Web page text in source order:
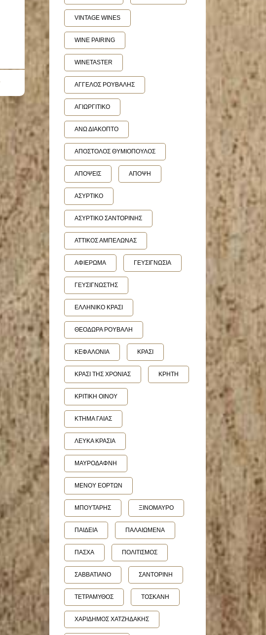
VINTAGE WINES
WINE PAIRING
WINETASTER
ΑΓΓΕΛΟΣ ΡΟΥΒΑΛΗΣ
ΑΓΙΩΡΓΙΤΙΚΟ
ΑΝΩ ΔΙΑΚΟΠΤΟ
ΑΠΟΣΤΟΛΟΣ ΘΥΜΙΟΠΟΥΛΟΣ
ΑΠΟΨΕΙΣ ΑΠΟΨΗ
ΑΣΥΡΤΙΚΟ
ΑΣΥΡΤΙΚΟ ΣΑΝΤΟΡΙΝΗΣ
ΑΤΤΙΚΟΣ ΑΜΠΕΛΩΝΑΣ
ΑΦΙΕΡΩΜΑ ΓΕΥΣΙΓΝΩΣΙΑ
ΓΕΥΣΙΓΝΩΣΤΗΣ
ΕΛΛΗΝΙΚΟ ΚΡΑΣΙ
ΘΕΟΔΩΡΑ ΡΟΥΒΑΛΗ
ΚΕΦΑΛΟΝΙΑ ΚΡΑΣΙ
ΚΡΑΣΙ ΤΗΣ ΧΡΟΝΙΑΣ ΚΡΗΤΗ
ΚΡΙΤΙΚΗ ΟΙΝΟΥ
ΚΤΗΜΑ ΓΑΙΑΣ
ΛΕΥΚΑ ΚΡΑΣΙΑ
ΜΑΥΡΟΔΑΦΝΗ
ΜΕΝΟΥ ΕΟΡΤΩΝ
ΜΠΟΥΤΑΡΗΣ ΞΙΝΟΜΑΥΡΟ
ΠΑΙΔΕΙΑ ΠΑΛΑΙΩΜΕΝΑ
ΠΑΣΧΑ ΠΟΛΙΤΙΣΜΟΣ
ΣΑΒΒΑΤΙΑΝΟ ΣΑΝΤΟΡΙΝΗ
ΤΕΤΡΑΜΥΘΟΣ ΤΟΣΚΑΝΗ
ΧΑΡΙΔΗΜΟΣ ΧΑΤΖΗΔΑΚΗΣ